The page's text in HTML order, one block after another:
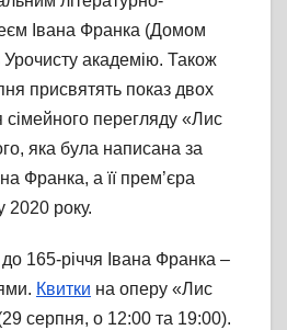
Івана Франка (Домом
академію. Також
присвятять показ двох
перегляду «Лис
яка була написана за
Франка, а її прем’єра
2020 року.
165-річчя Івана Франка –
Квитки на оперу «Лис
серпня, о 12:00 та 19:00).